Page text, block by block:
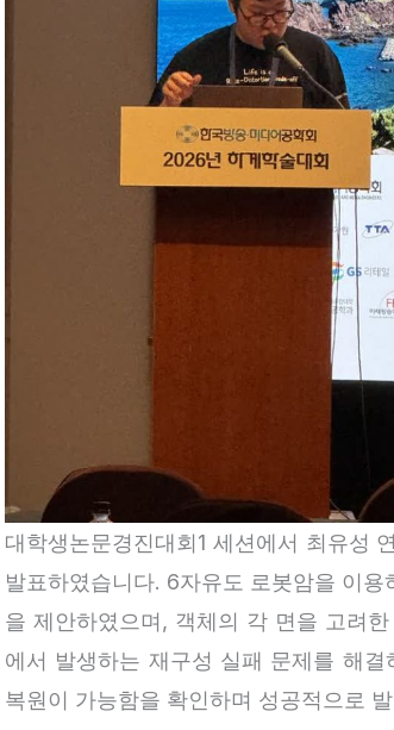
대학생논문경진대회1 세션에서 최유성
발표하였습니다. 6자유도 로봇암을 이
을 제안하였으며, 객체의 각 면을 고려
에서 발생하는 재구성 실패 문제를 해
복원이 가능함을 확인하며 성공적으로